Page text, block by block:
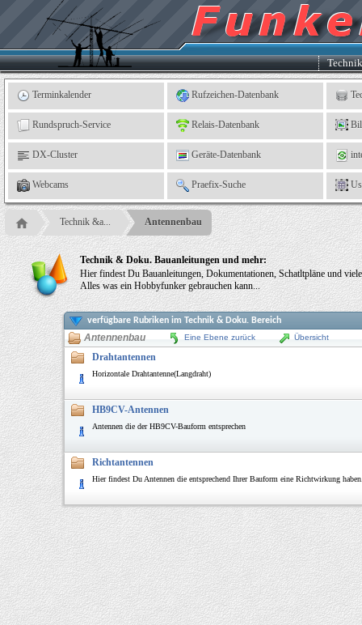
Kleingartenverein
e.
V.,
Leinefelde
Terminkalender Rufzeichen-Datenbank
Rundspruch-Service Relais-Datenbank
DX-Cluster Geräte-Datenbank
Webcams Praefix-Suche
Technik &a... Antennenbau
Technik & Doku. Bauanleitungen und mehr:
Hier findest Du Bauanleitungen, Dokumentationen, Schatltpläne und
Alles was ein Hobbyfunker gebrauchen kann...
verfügbare Rubriken im Technik & Doku. Bereich
Antennenbau Eine Ebene zurück Übersicht
Drahtantennen
Horizontale Drahtantenne(Langdraht)
HB9CV-Antennen
Antennen die der HB9CV-Bauform entsprechen
Richtantennen
Hier findest Du Antennen die entsprechend Ihrer Bauform eine Richtwirkung